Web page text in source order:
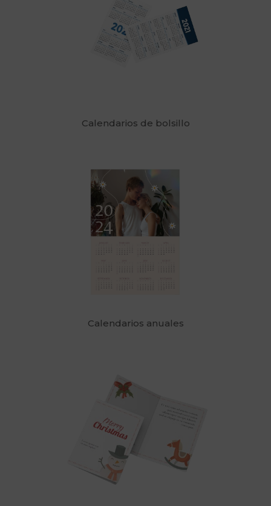
Calendarios de bolsillo
Calendarios anuales